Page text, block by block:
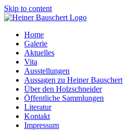
Skip to content
Home
Galerie
Aktuelles
Vita
Ausstellungen
Aussagen zu Heiner Bauschert
Über den Holzschneider
Öffentliche Sammlungen
Literatur
Kontakt
Impressum